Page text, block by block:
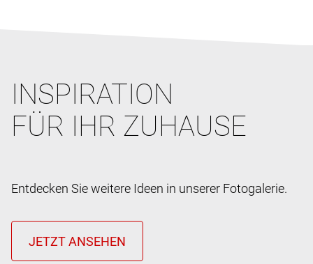
INSPIRATION
FÜR IHR ZUHAUSE
Entdecken Sie weitere Ideen in unserer Fotogalerie.